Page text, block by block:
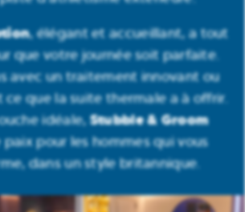
, élégant et accueillant, a tout
que votre journée soit parfaite.
avec un traitement innovant ou
que la suite thermale a à offrir.
idéale,Stubble & Groom
pour les hommes qui vous
dans un style britannique.